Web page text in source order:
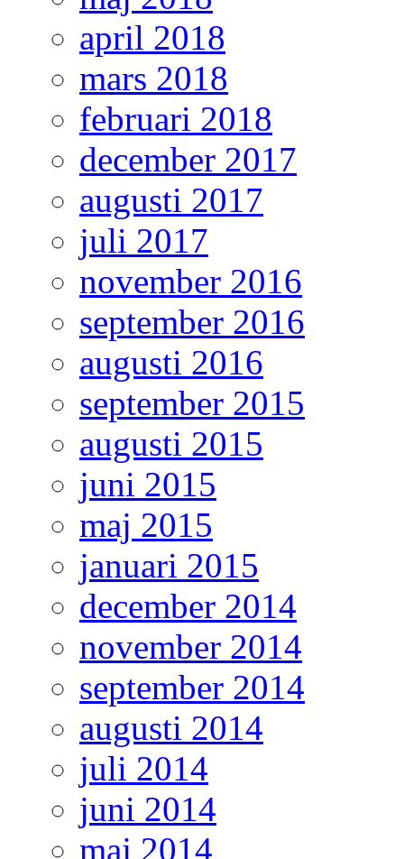
april 2018
mars 2018
februari 2018
december 2017
augusti 2017
juli 2017
november 2016
september 2016
augusti 2016
september 2015
augusti 2015
juni 2015
maj 2015
januari 2015
december 2014
november 2014
september 2014
augusti 2014
juli 2014
juni 2014
maj 2014